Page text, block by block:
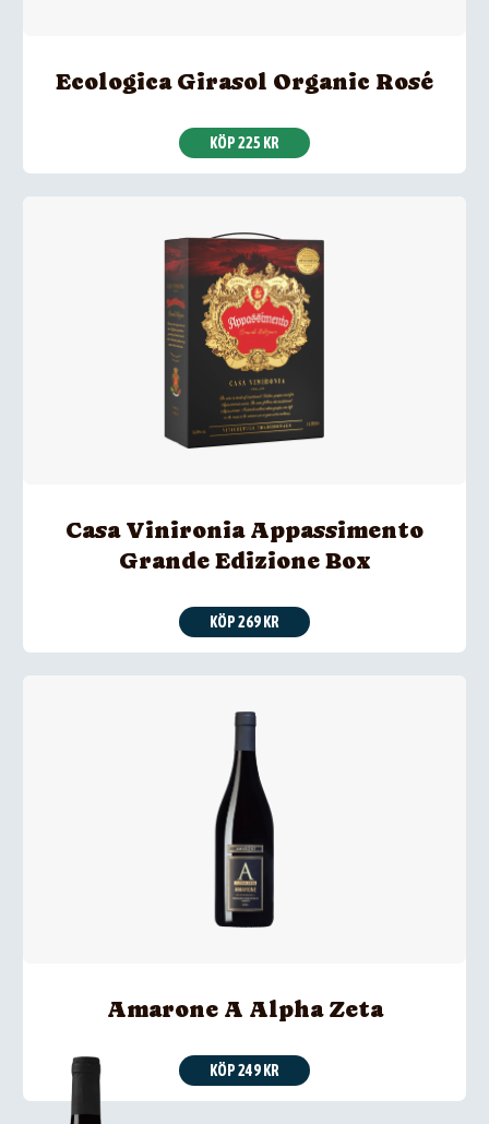
Ecologica Girasol Organic Rosé
KÖP 225 KR
Casa Vinironia Appassimento
Grande Edizione Box
KÖP 269 KR
Amarone A Alpha Zeta
KÖP 249 KR